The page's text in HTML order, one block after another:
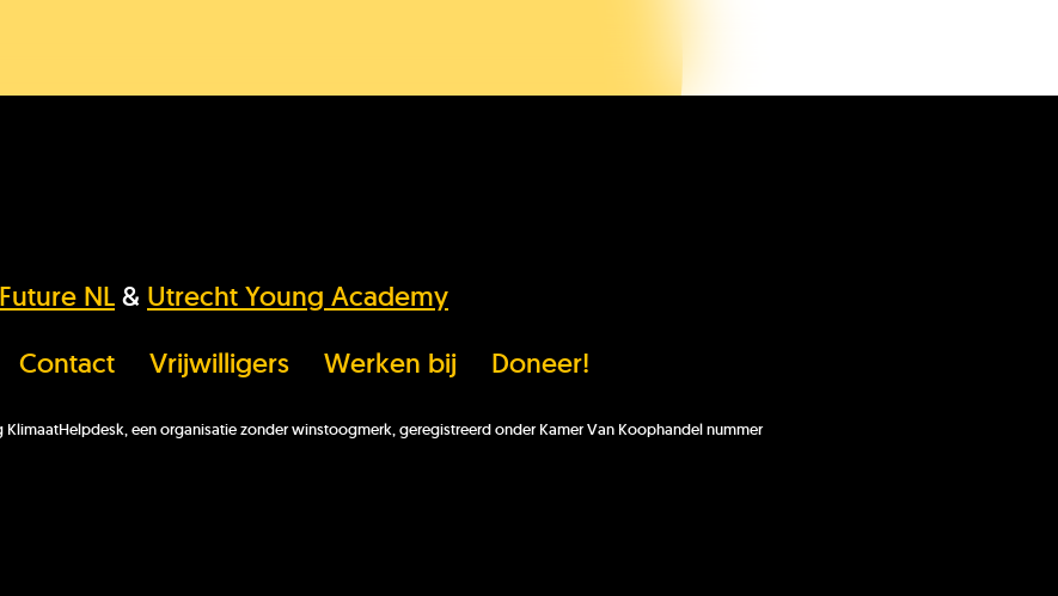
NL& Utrecht Young Academy
Contact Vrijwilligers Werken bij Doneer!
een organisatie zonder winstoogmerk, geregistreerd onder Kamer Van Koophandel nummer
KH Kids